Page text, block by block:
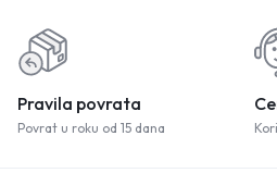
Pravila povrata
Povrat u roku od 15 dana